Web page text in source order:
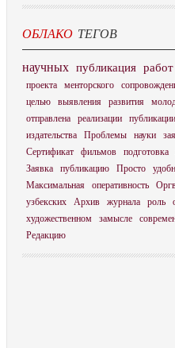
ОБЛАКО ТЕГОВ
научных публикация работ
проекта менторского
целью выявления развития
отправлена реализации публикации
издательства Проблемы науки
Сертификат фильмов подготовка
Заявка публикацию Просто
Максимальная оперативность
узбекских
Архив журнала роль
художественном замысле
Редакцию